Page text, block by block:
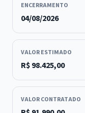
ENCERRAMENTO
04/08/2026
VALOR ESTIMADO
R$ 98.425,00
VALOR CONTRATADO